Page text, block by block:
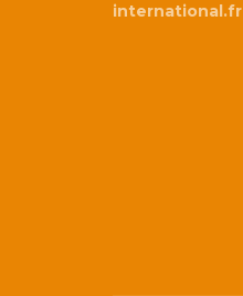
international.fr